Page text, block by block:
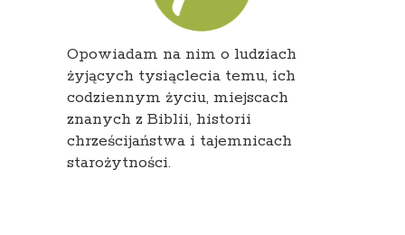
Opowiadam na nim o ludziach
żyjących tysiąclecia temu, ich
codziennym życiu, miejscach
znanych z Biblii, historii
chrześcijaństwa i tajemnicach
starożytności.